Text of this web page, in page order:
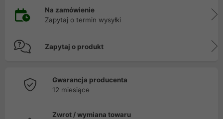
Na zamówienie
Zapytaj o termin wysyłki
Zapytaj o produkt
Gwarancja producenta
12 miesiące
Zwrot / wymiana towaru